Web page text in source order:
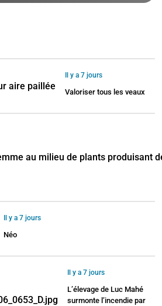
Il y a 7 jours
Valoriser tous les veaux
Il y a 7 jours
Néo
Il y a 7 jours
L’élevage de Luc Mahé
surmonte l’incendie par